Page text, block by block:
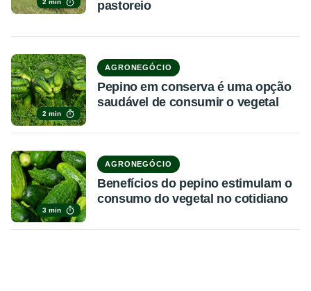
2 min
pastoreio
2 min
AGRONEGÓCIO
Pepino em conserva é uma opção
saudável de consumir o vegetal
3 min
AGRONEGÓCIO
Benefícios do pepino estimulam o
consumo do vegetal no cotidiano